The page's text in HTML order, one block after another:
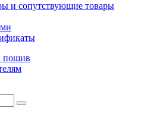
и сопутствующие товары
пошив